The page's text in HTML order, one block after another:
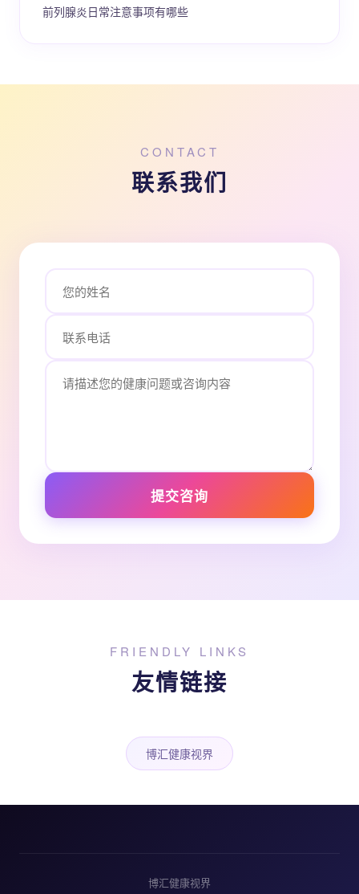
前列腺炎日常注意事项有哪些
CONTACT
联系我们
提交咨询
FRIENDLY LINKS
友情链接
博汇健康视界
博汇健康视界